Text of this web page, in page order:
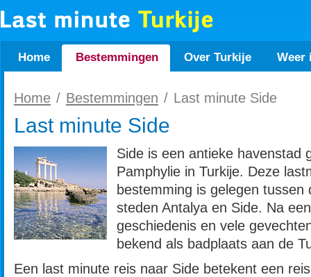
Home Bestemmingen Over Turkije Weer
Home / Bestemmingen / Last minute Side
Last minute Side
Side is een antieke havenstad
Pamphylie in Turkije. Deze
bestemming is gelegen tussen
steden Antalya en Side. Na
geschiedenis en vele
bekend als badplaats aan de
Een last minute reis naar Side betekent een